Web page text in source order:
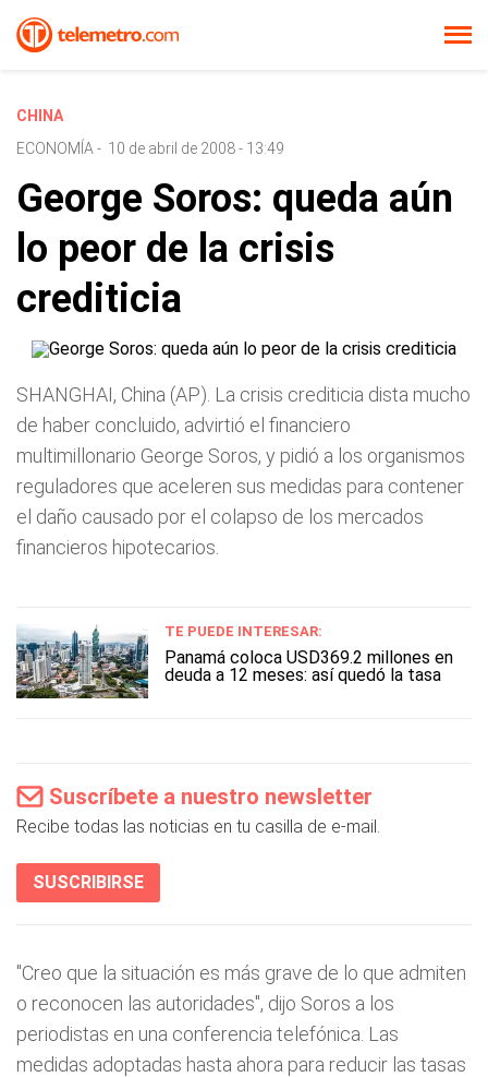
CHINA
ECONOMÍA - 10 de abril de 2008 - 13:49
George Soros: queda aún
lo peor de la crisis
crediticia
SHANGHAI, China (AP). La crisis crediticia dista mucho
de haber concluido, advirtió el financiero
multimillonario George Soros, y pidió a los organismos
reguladores que aceleren sus medidas para contener
el daño causado por el colapso de los mercados
financieros hipotecarios.
TE PUEDE INTERESAR:
Panamá coloca USD369.2 millones en
deuda a 12 meses: así quedó la tasa
Suscríbete a nuestro newsletter
Recibe todas las noticias en tu casilla de e-mail.
SUSCRIBIRSE
"Creo que la situación es más grave de lo que admiten
o reconocen las autoridades", dijo Soros a los
periodistas en una conferencia telefónica. Las
medidas adoptadas hasta ahora para reducir las tasas